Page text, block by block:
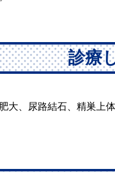
診療
大、尿路結石、精巣上